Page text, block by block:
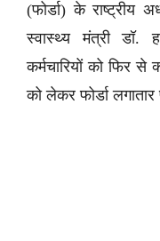
(फोर्डा) के राष्ट्रीय
स्वास्थ्य मंत्री डॉ.
कर्मचारियों को फिर
को लेकर फोर्डा